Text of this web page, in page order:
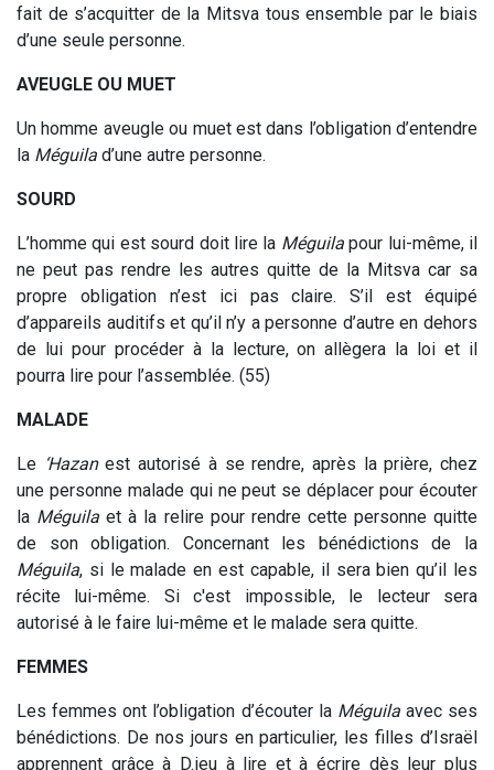
fait de s’acquitter de la Mitsva tous ensemble par le biais
d’une seule personne.
AVEUGLE OU MUET
Un homme aveugle ou muet est dans l’obligation d’entendre
la Méguila d’une autre personne.
SOURD
L’homme qui est sourd doit lire la Méguilapour lui-même, il
ne peut pas rendre les autres quitte de la Mitsva car sa
propre obligation n’est ici pas claire. S’il est équipé
d’appareils auditifs et qu’il n’y a personne d’autre en dehors
de lui pour procéder à la lecture, on allègera la loi et il
pourra lire pour l’assemblée. (55)
MALADE
Le ‘Hazanest autorisé à se rendre, après la prière, chez
une personne malade qui ne peut se déplacer pour écouter
la Méguila et à la relire pour rendre cette personne quitte
de son obligation. Concernant les bénédictions de la
Méguila, si le malade en est capable, il sera bien qu’il les
récite lui-même. Si c'est impossible, le lecteur sera
autorisé à le faire lui-même et le malade sera quitte.
FEMMES
Les femmes ont l’obligation d’écouter la Méguilaavec ses
bénédictions. De nos jours en particulier, les filles d’Israël
apprennent grâce à D.ieu à lire et à écrire dès leur plus